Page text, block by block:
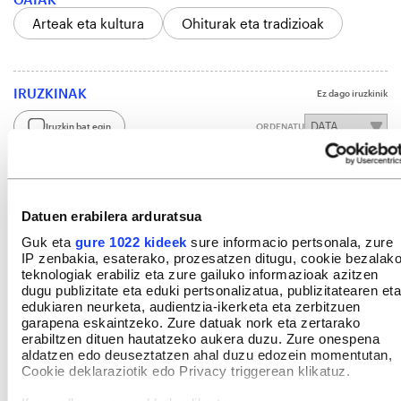
Datuen erabilera arduratsua
Guk eta gure 1022 kideek sure informacio pertsonala, zure
IP zenbakia, esaterako, prozesatzen ditugu, cookie bezalako
teknologiak erabiliz eta zure gailuko informazioak azitzen
dugu publizitate eta eduki pertsonalizatua, publizitatearen eta
edukiaren neurketa, audientzia-ikerketa eta zerbitzuen
garapena eskaintzeko. Zure datuak nork eta zertarako
erabiltzen dituen hautatzeko aukera duzu. Zure onespena
aldatzen edo deuseztatzen ahal duzu edozein momentutan,
Cookie deklaraziotik edo Privacy triggerean klikatuz.
Arteak eta kultura
Ohiturak eta tradizioak
IRUZKINAK Ez dago iruzkinik
Iruzkin bat egin ORDENATU